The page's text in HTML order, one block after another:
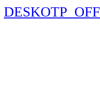
DESKOTP_OFF